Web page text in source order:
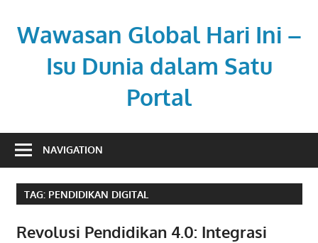
contentWawasan Global Hari Ini –
Isu Dunia dalam Satu
Portal
pemahaman
tengah
dinamika
NAVIGATION
TAG: PENDIDIKAN DIGITAL
Revolusi Pendidikan 4.0: Integrasi